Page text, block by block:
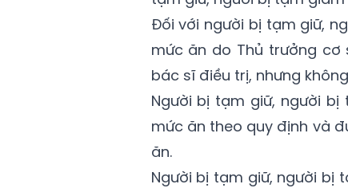
Đối với người bị tạm giữ,
mức ăn do Thủ trưởng
bác sĩ điều trị, nhưng
Người bị tạm giữ, người
mức ăn theo quy định và
ăn.
Người bị tạm giữ, người bị